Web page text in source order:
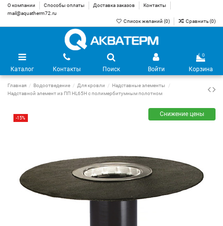
О компании Способы оплаты Доставка заказов
Контакты
mail@aquatherm72.ru
Список желаний (0) Сравнить (0)
Каталог Контакты Поиск Войти
0
Корзина
Главная Водоотведение Для кровли
Надставные элементы
Надставной элемент из ПП HL65H с полимербитумным полотном
-15%
Снижение цены